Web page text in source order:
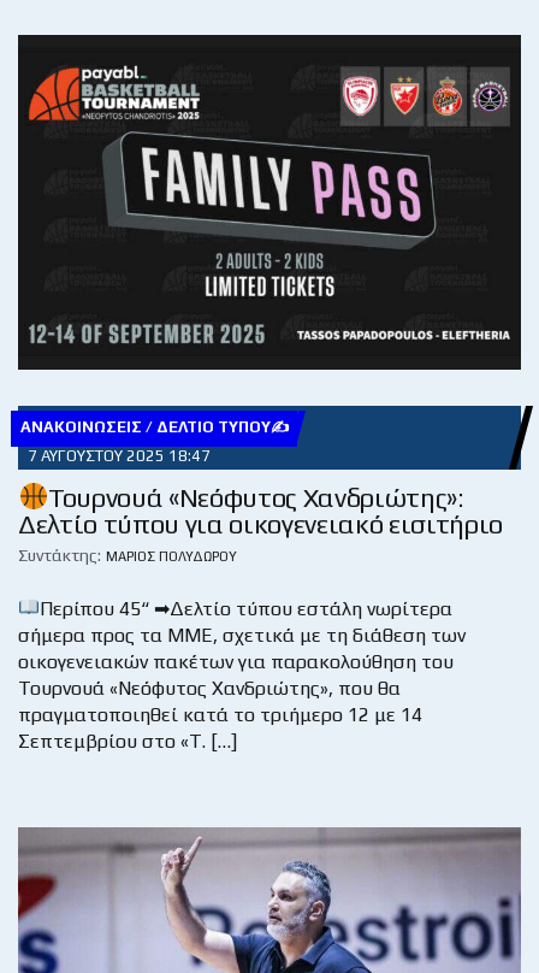
ΑΝΑΚΟΙΝΏΣΕΙΣ / ΔΕΛΤΊΟ ΤΎΠΟΥ✍
7 ΑΥΓΟΎΣΤΟΥ 2025 18:47
Τουρνουά «Νεόφυτος Χανδριώτης»:
Δελτίο τύπου για οικογενειακό εισιτήριο
Συντάκτης: ΜΆΡΙΟΣ ΠΟΛΥΔΏΡΟΥ
Περίπου 45“ ➡Δελτίο τύπου εστάλη νωρίτερα
σήμερα προς τα ΜΜΕ, σχετικά με τη διάθεση των
οικογενειακών πακέτων για παρακολούθηση του
Τουρνουά «Νεόφυτος Χανδριώτης», που θα
πραγματοποιηθεί κατά το τριήμερο 12 με 14
Σεπτεμβρίου στο «Τ. […]